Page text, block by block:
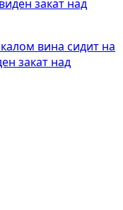
вина сидит на
закат над